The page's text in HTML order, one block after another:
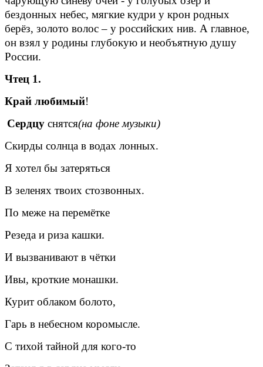
бездонных небес, мягкие кудри у крон родных
берёз, золото волос – у российских нив. А главное,
он взял у родины глубокую и необъятную душу
России.
Чтец 1.
Край любимый!
Сердцу снятся(на фоне музыки)
Скирды солнца в водах лонных.
Я хотел бы затеряться
В зеленях твоих стозвонных.
По меже на перемётке
Резеда и риза кашки.
И вызванивают в чётки
Ивы, кроткие монашки.
Курит облаком болото,
Гарь в небесном коромысле.
С тихой тайной для кого-то